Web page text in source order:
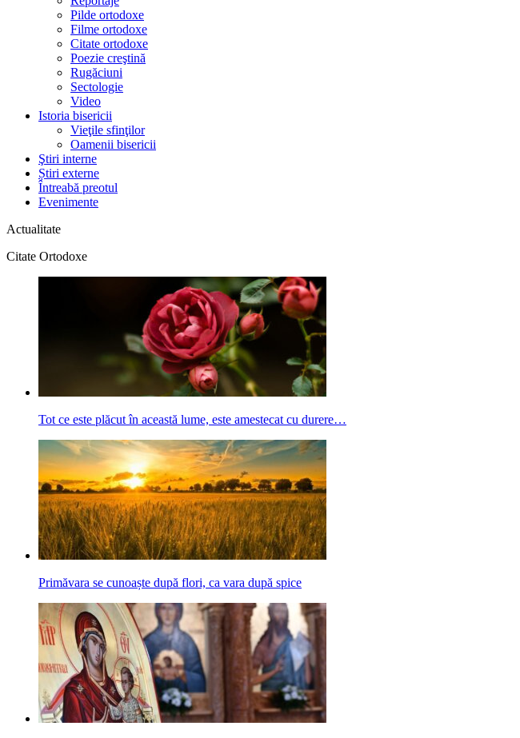
Pilde ortodoxe
Filme ortodoxe
Citate ortodoxe
Poezie creştină
Rugăciuni
Sectologie
Video
Istoria bisericii
Vieţile sfinţilor
Oamenii bisericii
Ştiri interne
Știri externe
Întreabă preotul
Evenimente
Actualitate
Citate Ortodoxe
Tot ce este plăcut în această lume, este amestecat cu durere…
Primăvara se cunoaște după flori, ca vara după spice